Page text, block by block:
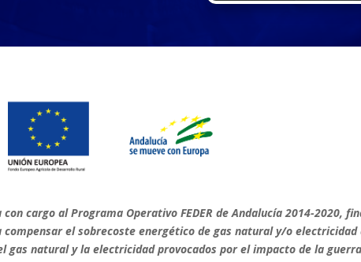
cargo al Programa Operativo FEDER de Andalucía 2014-2020,
compensar el sobrecoste energético de gas natural y/o electricidad
natural y la electricidad provocados por el impacto de la